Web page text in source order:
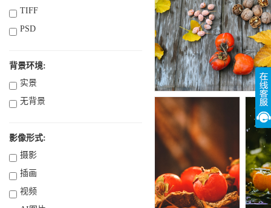
TIFF
PSD
背景环境:
实景
无背景
影像形式:
摄影
插画
视频